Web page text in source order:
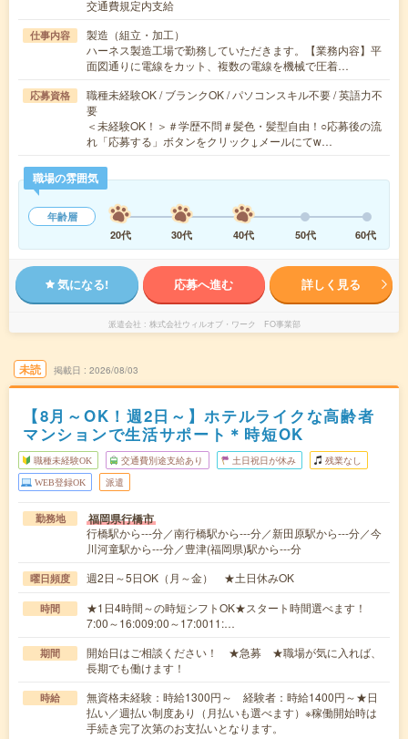
交通費規定内支給
仕事内容
製造（組立・加工）
ハーネス製造工場で勤務していただきます。【業務内容】平
面図通りに電線をカット、複数の電線を機械で圧着…
応募資格
職種未経験OK / ブランクOK / パソコンスキル不要 / 英語力不
要
＜未経験OK！＞＃学歴不問＃髪色・髪型自由！○応募後の流
れ「応募する」ボタンをクリック↓メールにてw…
職場の雰囲気
年齢層
20代
30代 40代 50代 60代
気になる! 応募へ進む 詳しく見る
派遣会社 株式会社ウィルオブ・ワーク FO事業部
未読 掲載日 2026/08/03
【8月～OK！週2日～】ホテルライクな高齢者
マンションで生活サポート＊時短OK
職種未経験OK 交通費別途支給あり 土日祝日が休み 残業なし
WEB登録OK 派遣
勤務地 福岡県行橋市
行橋駅から---分／南行橋駅から---分／新田原駅から---分／今
川河童駅から---分／豊津(福岡県)駅から---分
曜日頻度 週2日～5日OK（月～金） ★土日休みOK
時間
★1日4時間～の時短シフトOK★スタート時間選べます！
7:00～16:009:00～17:0011:…
期間
開始日はご相談ください！ ★急募 ★職場が気に入れば、
長期でも働けます！
時給
無資格未経験：時給1300円～ 経験者：時給1400円～★日
払い／週払い制度あり（月払いも選べます）※稼働開始時は
手続き完了次第のお支払いとなります。